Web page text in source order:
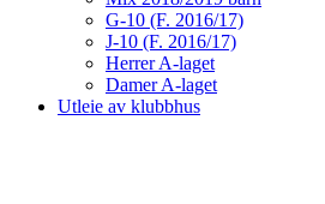
G-10 (F. 2016/17)
J-10 (F. 2016/17)
Herrer A-laget
Damer A-laget
Utleie av klubbhus